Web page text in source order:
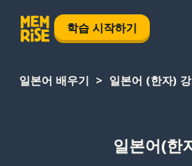
학습 시작하기
일본어 배우기 일본어 (한자)
일본어(한